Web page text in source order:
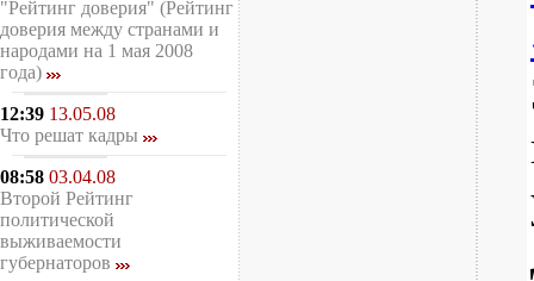
"Рейтинг доверия" (Рейтинг
доверия между странами и
народами на 1 мая 2008
года)
12:39 13.05.08
Что решат кадры
08:58 03.04.08
Второй Рейтинг
политической
выживаемости
губернаторов